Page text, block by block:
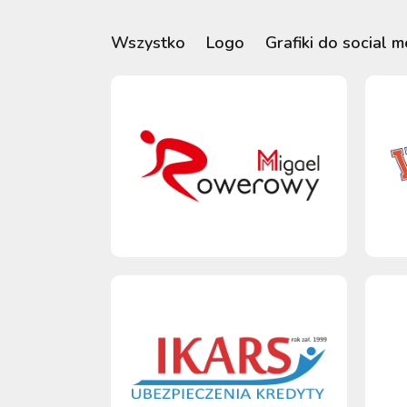
Wszystko Logo Grafiki do social